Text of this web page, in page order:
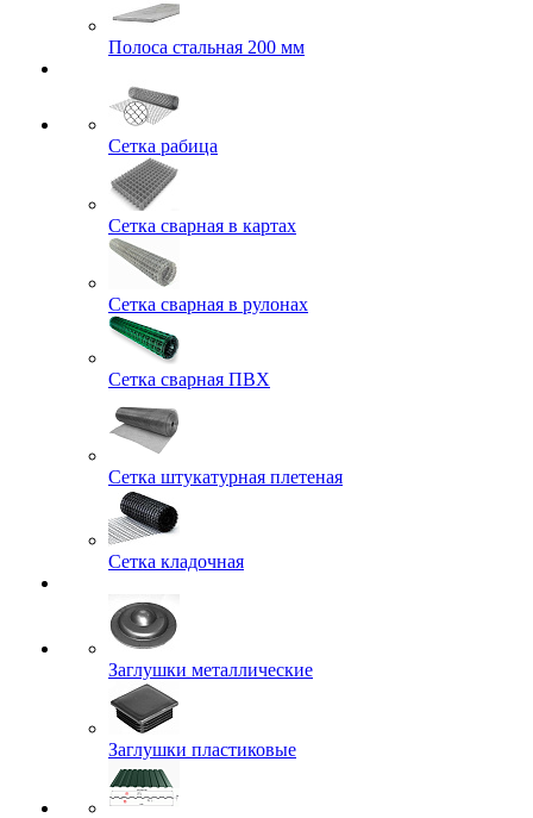
Полоса стальная 200 мм
Сетка рабица
Сетка сварная в картах
Сетка сварная в рулонах
Сетка сварная ПВХ
Сетка штукатурная плетеная
Сетка кладочная
Заглушки металлические
Заглушки пластиковые